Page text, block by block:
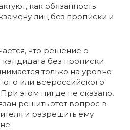
как обязанность
лиц без прописки и
что решение о
без прописки
только на уровне
или всероссийского
этом нигде не сказано,
решить этот вопрос в
и разрешить ему